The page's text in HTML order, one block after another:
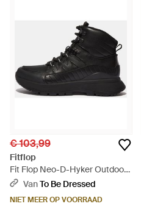
€ 103,99
Fitflop
Fit Flop Neo-D-Hyker Outdoor
Laarzen - Zwart
VanTo Be Dressed
NIET MEER OP VOORRAAD